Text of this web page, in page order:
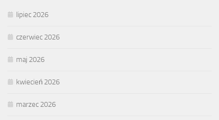
lipiec 2026
czerwiec 2026
maj 2026
kwiecień 2026
marzec 2026